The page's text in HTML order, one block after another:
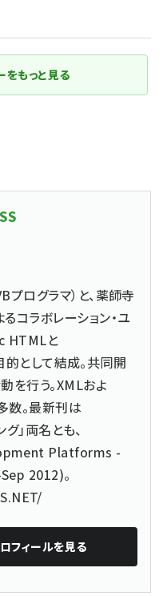
をもっと見る
ログラマ）と、薬師寺
るコラボレーション・ユ
HTMLと
として結成。共同開
を行う。XMLおよ
数。最新刊は
」両名とも、
Platforms -
2012)。
フィールを見る